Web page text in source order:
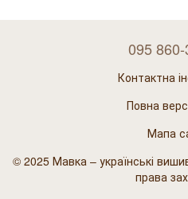
095
Контактна
Повна
Мапа
© 2025 Мавка – українські
права